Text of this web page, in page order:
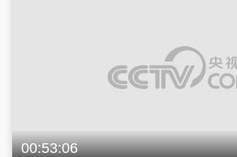
00:53:06